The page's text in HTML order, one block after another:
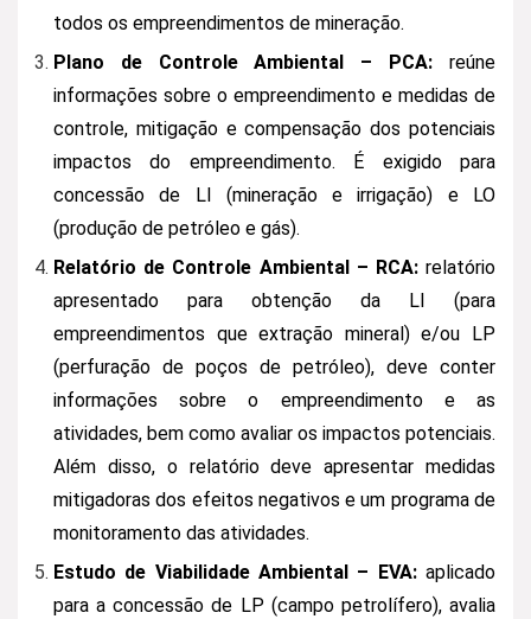
todos os empreendimentos de mineração.
Plano de Controle Ambiental – PCA: reúne
informações sobre o empreendimento e medidas de
controle, mitigação e compensação dos potenciais
impactos do empreendimento. É exigido para
concessão de LI (mineração e irrigação) e LO
(produção de petróleo e gás).
Relatório de Controle Ambiental – RCA:relatório
apresentado para obtenção da LI (para
empreendimentos que extração mineral) e/ou LP
(perfuração de poços de petróleo), deve conter
informações sobre o empreendimento e as
atividades, bem como avaliar os impactos potenciais.
Além disso, o relatório deve apresentar medidas
mitigadoras dos efeitos negativos e um programa de
monitoramento das atividades.
Estudo de Viabilidade Ambiental – EVA:aplicado
para a concessão de LP (campo petrolífero), avalia